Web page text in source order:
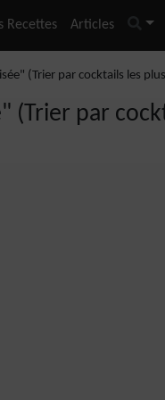
Recettes Articles
(Trier par cocktails les
(Trier par